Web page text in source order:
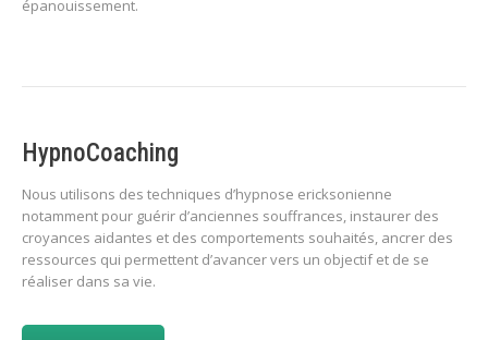
épanouissement.
HypnoCoaching
Nous utilisons des techniques d’hypnose ericksonienne
notamment pour guérir d’anciennes souffrances, instaurer des
croyances aidantes et des comportements souhaités, ancrer des
ressources qui permettent d’avancer vers un objectif et de se
réaliser dans sa vie.